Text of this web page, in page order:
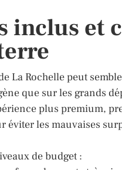
inclus et
La Rochelle peut
que sur les grands
plus premium,
éviter les mauvaises
de budget :